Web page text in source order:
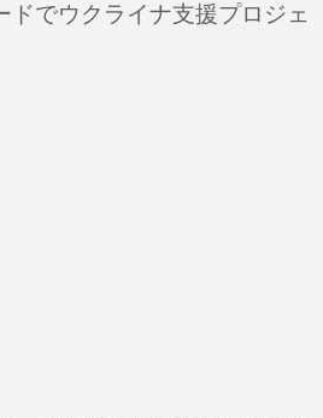
ドでウクライナ支援プロジェ